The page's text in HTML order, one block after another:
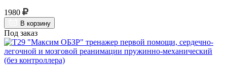
1980
В корзину
Под заказ